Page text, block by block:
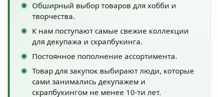
Обширный выбор товаров для хобби и
творчества.
К нам поступают самые свежие коллекции
для декупажа и скрапбукинга.
Постоянное пополнение ассортимента.
Товар для закупок выбирают люди, которые
сами занимались декупажем и
скрапбукингом не менее 10-ти лет.